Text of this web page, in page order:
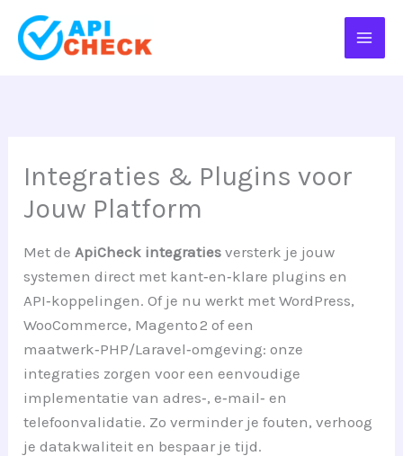
naar
Integraties & Plugins voor
Jouw Platform
Met de ApiCheck integraties versterk je jouw
systemen direct met kant‑en‑klare plugins en
API‑koppelingen. Of je nu werkt met WordPress,
WooCommerce, Magento 2 of een
maatwerk‑PHP/Laravel‑omgeving: onze
integraties zorgen voor een eenvoudige
implementatie van adres‑, e‑mail‑ en
telefoonvalidatie. Zo verminder je fouten, verhoog
je datakwaliteit en bespaar je tijd.